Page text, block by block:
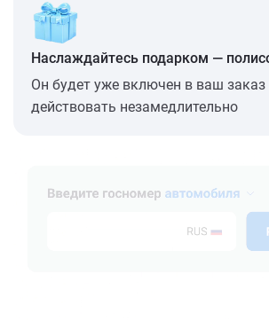
Наслаждайтесь подарком —
Он будет уже включен в ваш заказ
действовать незамедлительно